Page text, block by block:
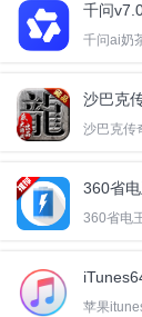
千问
千问ai奶
沙巴克
沙巴克传
360省
式版
360省电
版
苹果